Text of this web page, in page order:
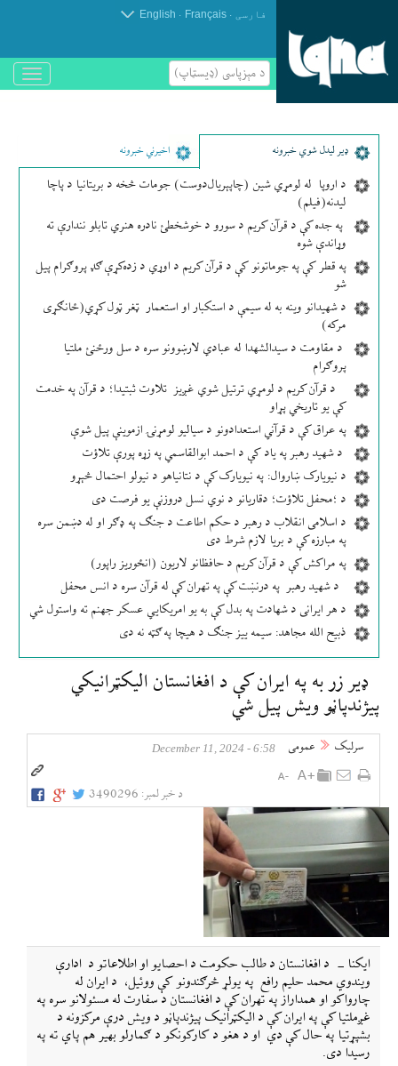
فارسی .
Français
.
English
د مېزپاسى (ډیسټاپ)
باز
و
ډير لیدل شوي خبرونه اخیرني خبرونه
د اروپا له لومړي شین (چاپېریال‌دوست) جومات څخه د بریتانیا د پاچا
لیدنه(فیلم)
په جده کې د قرآن کریم د سورو د خوشخطئ نادره هنري تابلو نندارې ته
وړاندې شوه
په قطر کې په جوماتونو کې د قرآن کریم د اوړي د زده‌کړې ګډ پروګرام پیل
شو
د شهیدانو وینه به له سیمې د استکبار او استعمار ټغر ټول کړي(ځانګړی
مرکه)
د مقاومت د سیدالشهدا له عبادي لارښوونو سره د سل ورځنئ ملتیا
پروګرام
د قرآن کریم د لومړي ترتیل شوي غږیز تلاوت ثبتیدا؛ د قرآن په خدمت
کې یو تاریخي پړاو
په عراق کې د قرآني استعدادونو د سیالیو لومړنۍ ازموینې پیل شوې
د شهید رهبر په یاد کې د احمد ابوالقاسمي په زړه پورې تلاؤت
د نیویارک ښاروال: په نیویارک کې د نتانیاهو د نیولو احتمال څېړو
د ؛محفل تلاؤت؛ دقاریانو د نوي نسل دروزنې یو فرصت دی
د اسلامی انقلاب د رهبر د حکم اطاعت د جنګ په ډګر او له دښمن سره
په مبارزه کې د بریا لازم شرط دی
په مراکش کې د قرآن کریم د حافظانو لاریون (انځوریز راپور)
د شهید رهبر په درنښت کې په تهران کې له قرآن سره د انس محفل
د هر ایرانی د شهادت په بدل کې به یو امریکایي عسکر جهنم ته واستول شي
ذبیح الله مجاهد: سیمه ییز جنګ د هیچا په ګټه نه دی
ډير زر به په ایران کې د افغانستان الیکټرانیکي
پيژندپاڼو ویش پيل شي
سرلیک عمومی 6:58 - December 11, 2024
د خبر لمبر: 3490296
ایکنا - د افغانستان د طالب حکومت د احصایو او اطلاعاتو د ادارې
ویندوي محمد حلیم رافع په یولړ څرګندونو کې ووئیل، د ایران له
چارواکو او همداراز په تهران کې د افغانستان د سفارت له مسئولانو سره په
غږملتیا کې په ایران کې د الیکټرانیک پيژندپاڼو د ویش درې مرکزونه د
بشپړتیا په حال کې دي او د هغو د کارکونکو د ګمارلو بهیر هم پاي ته په
رسیدا دی.